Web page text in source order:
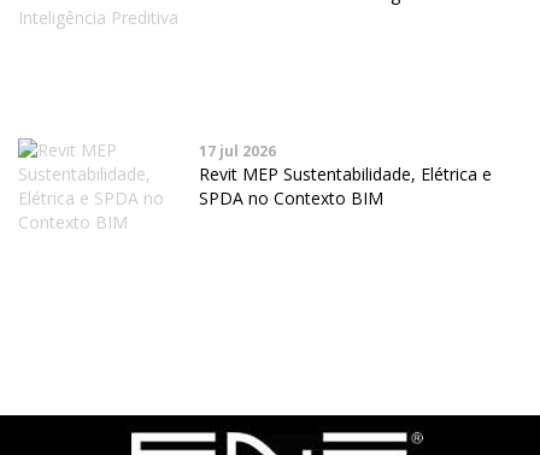
17 jul 2026
Revit MEP Sustentabilidade, Elétrica e
SPDA no Contexto BIM